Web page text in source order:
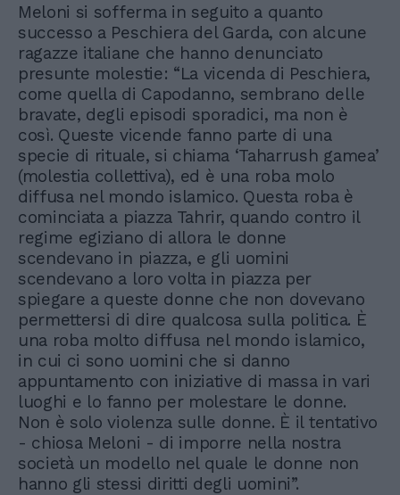
Meloni si sofferma in seguito a quanto
successo a Peschiera del Garda, con alcune
ragazze italiane che hanno denunciato
presunte molestie: “La vicenda di Peschiera,
come quella di Capodanno, sembrano delle
bravate, degli episodi sporadici, ma non è
così. Queste vicende fanno parte di una
specie di rituale, si chiama ‘Taharrush gamea’
(molestia collettiva), ed è una roba molo
diffusa nel mondo islamico. Questa roba è
cominciata a piazza Tahrir, quando contro il
regime egiziano di allora le donne
scendevano in piazza, e gli uomini
scendevano a loro volta in piazza per
spiegare a queste donne che non dovevano
permettersi di dire qualcosa sulla politica. È
una roba molto diffusa nel mondo islamico,
in cui ci sono uomini che si danno
appuntamento con iniziative di massa in vari
luoghi e lo fanno per molestare le donne.
Non è solo violenza sulle donne. È il tentativo
- chiosa Meloni - di imporre nella nostra
società un modello nel quale le donne non
hanno gli stessi diritti degli uomini”.